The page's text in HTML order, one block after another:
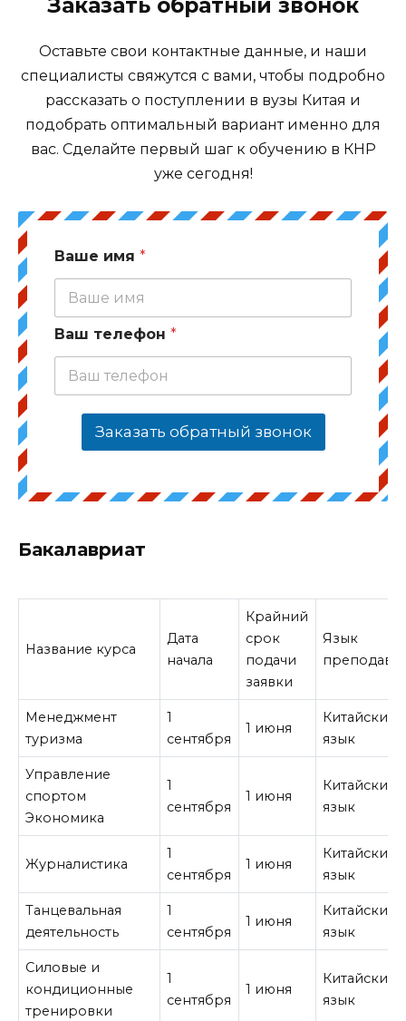
Заказать обратный звонок
Оставьте свои контактные данные, и наши
специалисты свяжутся с вами, чтобы подробно
рассказать о поступлении в вузы Китая и
подобрать оптимальный вариант именно для
вас. Сделайте первый шаг к обучению в КНР
уже сегодня!
Ваше имя *
Ваш телефон *
Заказать обратный звонок
Бакалавриат
Название курса
Дата
начала
Крайний
срок
подачи
заявки
Язык
Менеджмент
туризма
1
сентября
1 июня
Китайский
язык
Управление
спортом
Экономика
1
сентября
1 июня
Китайский
язык
Журналистика
1
сентября
1 июня
Китайский
язык
Танцевальная
деятельность
1
сентября
1 июня
Китайский
язык
Силовые и
кондиционные
тренировки
1
сентября
1 июня
Китайский
язык